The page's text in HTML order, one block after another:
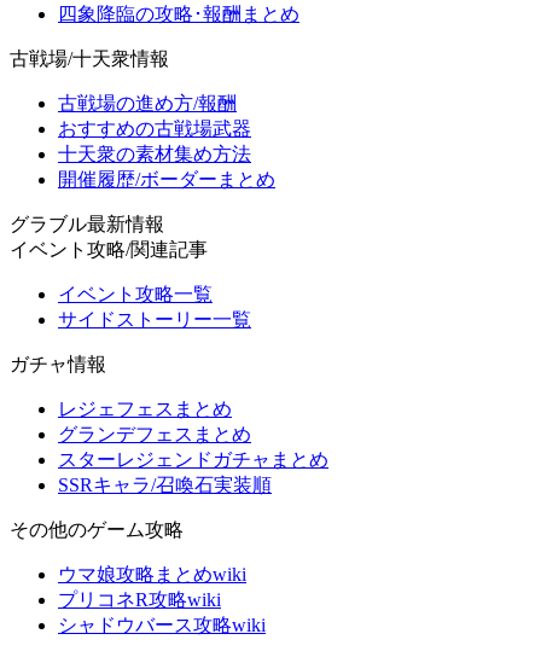
四象降臨の攻略･報酬まとめ
古戦場/十天衆情報
古戦場の進め方/報酬
おすすめの古戦場武器
十天衆の素材集め方法
開催履歴/ボーダーまとめ
グラブル最新情報
イベント攻略/関連記事
イベント攻略一覧
サイドストーリー一覧
ガチャ情報
レジェフェスまとめ
グランデフェスまとめ
スターレジェンドガチャまとめ
SSRキャラ/召喚石実装順
その他のゲーム攻略
ウマ娘攻略まとめwiki
プリコネR攻略wiki
シャドウバース攻略wiki